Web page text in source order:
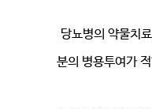
당뇨병의 약물치
분의 병용투여가